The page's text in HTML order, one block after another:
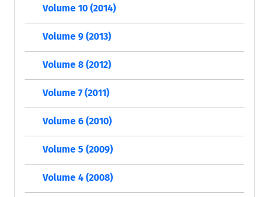
Volume 10 (2014)
Volume 9 (2013)
Volume 8 (2012)
Volume 7 (2011)
Volume 6 (2010)
Volume 5 (2009)
Volume 4 (2008)